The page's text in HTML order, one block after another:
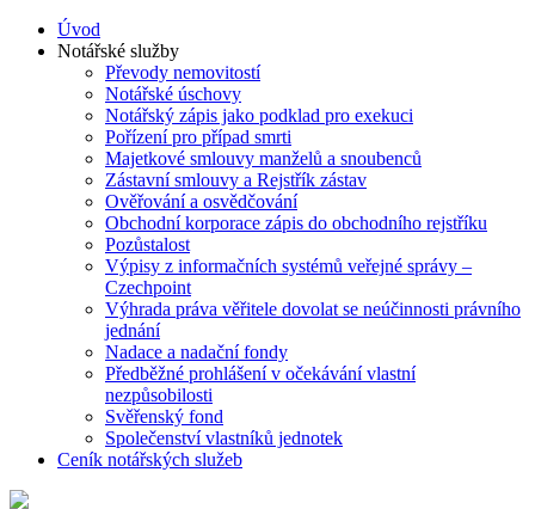
Úvod
Notářské služby
Převody nemovitostí
Notářské úschovy
Notářský zápis jako podklad pro exekuci
Pořízení pro případ smrti
Majetkové smlouvy manželů a snoubenců
Zástavní smlouvy a Rejstřík zástav
Ověřování a osvědčování
Obchodní korporace zápis do obchodního rejstříku
Pozůstalost
Výpisy z informačních systémů veřejné správy –
Czechpoint
Výhrada práva věřitele dovolat se neúčinnosti právního
jednání
Nadace a nadační fondy
Předběžné prohlášení v očekávání vlastní
nezpůsobilosti
Svěřenský fond
Společenství vlastníků jednotek
Ceník notářských služeb